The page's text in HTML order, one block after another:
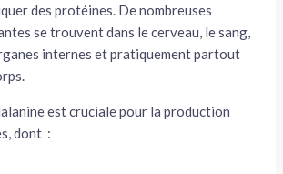
des protéines. De nombreuses
se trouvent dans le cerveau, le sang,
internes et pratiquement partout
est cruciale pour la production
dont :